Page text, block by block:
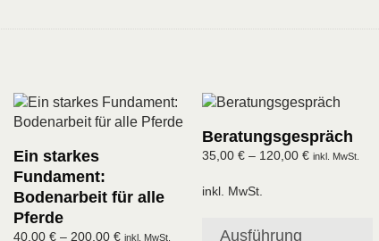
Ein starkes
Fundament:
Bodenarbeit für alle
Pferde
40,00 €– 200,00 € inkl. MwSt.
Dieses
Produkt
mehrere
Varianten
auf.
Die
Beratungsgespräch
35,00 €– 120,00 € inkl. MwSt.
inkl. MwSt.
Ausführung
Dieses
weist
mehrere
auf.